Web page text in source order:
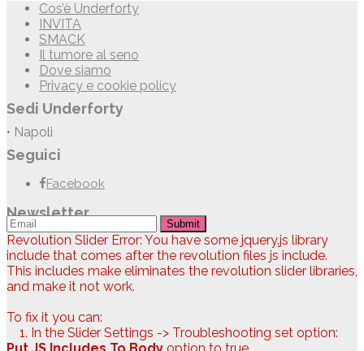
Cos’è Underforty
INVITA
SMACK
Il tumore al seno
Dove siamo
Privacy e cookie policy
Sedi Underforty
• Napoli
Seguici
Facebook
Newsletter
Submit
Revolution Slider Error: You have some jquery.js library
include that comes after the revolution files js include.
This includes make eliminates the revolution slider libraries,
and make it not work.
To fix it you can:
1. In the Slider Settings -> Troubleshooting set option: